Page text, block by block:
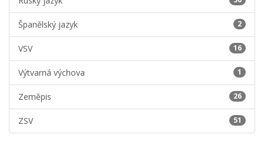
Španělský jazyk 2
VSV 16
Výtvarná výchova 1
Zeměpis 26
ZSV 51